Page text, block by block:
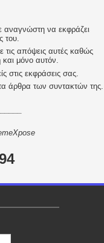
αναγνώστη να εκφράζει
του.
τις απόψεις αυτές καθώς
και μόνο αυτόν.
στις εκφράσεις σας.
άρθρα των συντακτών της.